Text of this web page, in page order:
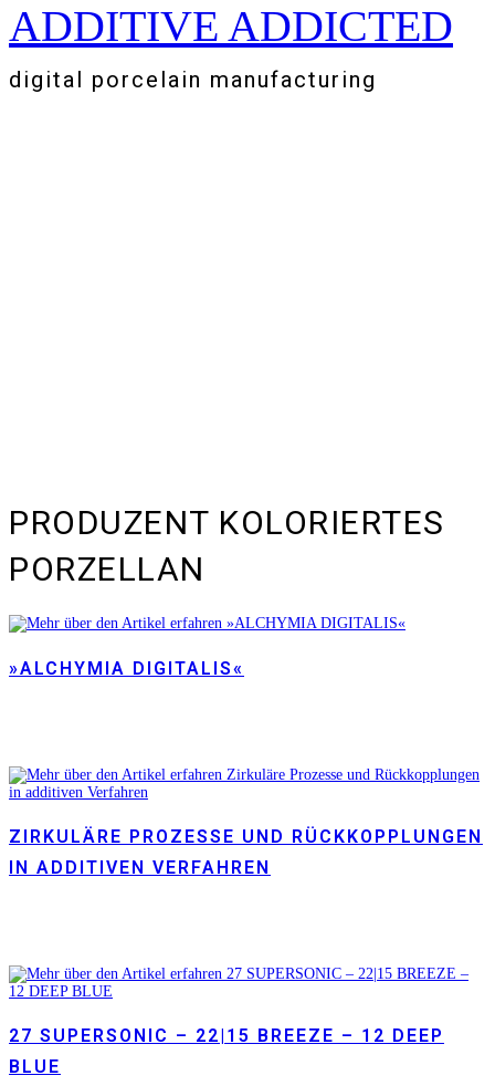
Zum
Inhalt
springen
ADDITIVE ADDICTED
digital porcelain manufacturing
PRODUZENT KOLORIERTES
PORZELLAN
»ALCHYMIA DIGITALIS«
ZIRKULÄRE PROZESSE UND RÜCKKOPPLUNGEN
IN ADDITIVEN VERFAHREN
27 SUPERSONIC – 22|15 BREEZE – 12 DEEP
BLUE